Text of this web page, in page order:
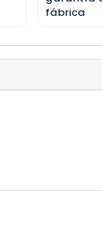
fábrica